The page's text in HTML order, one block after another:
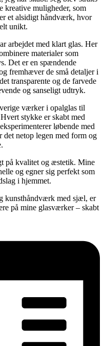
kreative muligheder, som
et alsidigt håndværk, hvor
unikt.
arbejdet med klart glas. Her
materialer som
Det er en spændende
fremhæver de små detaljer i
transparente og de farvede
og sanseligt udtryk.
værker i opalglas til
stykke er skabt med
løbende med
netop legen med form og
på kvalitet og æstetik. Mine
og egner sig perfekt som
i hjemmet.
kunsthåndværk med sjæl, er
på mine glasværker – skabt